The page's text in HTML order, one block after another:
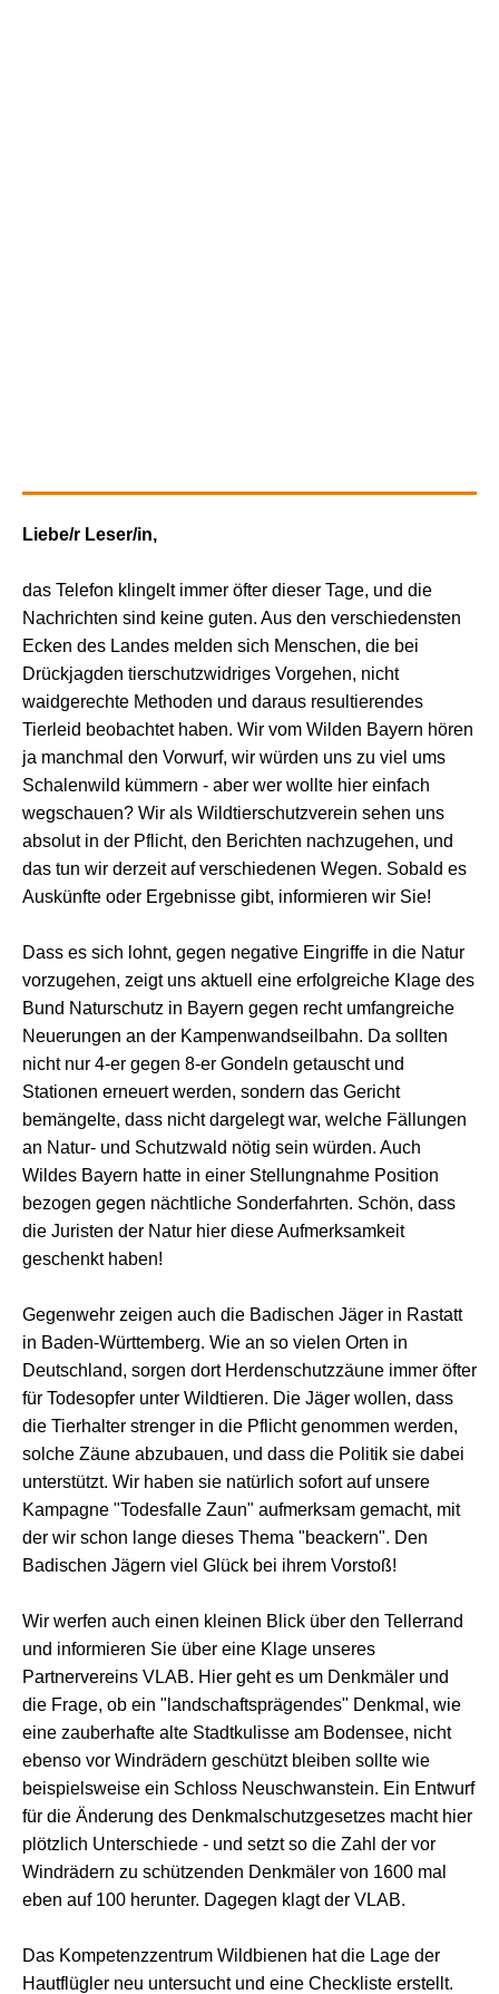
Liebe/r Leser/in,
das Telefon klingelt immer öfter dieser Tage, und die
Nachrichten sind keine guten. Aus den verschiedensten
Ecken des Landes melden sich Menschen, die bei
Drückjagden tierschutzwidriges Vorgehen, nicht
waidgerechte Methoden und daraus resultierendes
Tierleid beobachtet haben. Wir vom Wilden Bayern hören
ja manchmal den Vorwurf, wir würden uns zu viel ums
Schalenwild kümmern - aber wer wollte hier einfach
wegschauen? Wir als Wildtierschutzverein sehen uns
absolut in der Pflicht, den Berichten nachzugehen, und
das tun wir derzeit auf verschiedenen Wegen. Sobald es
Auskünfte oder Ergebnisse gibt, informieren wir Sie!
Dass es sich lohnt, gegen negative Eingriffe in die Natur
vorzugehen, zeigt uns aktuell eine erfolgreiche Klage des
Bund Naturschutz in Bayern gegen recht umfangreiche
Neuerungen an der Kampenwandseilbahn. Da sollten
nicht nur 4-er gegen 8-er Gondeln getauscht und
Stationen erneuert werden, sondern das Gericht
bemängelte, dass nicht dargelegt war, welche Fällungen
an Natur- und Schutzwald nötig sein würden. Auch
Wildes Bayern hatte in einer Stellungnahme Position
bezogen gegen nächtliche Sonderfahrten. Schön, dass
die Juristen der Natur hier diese Aufmerksamkeit
geschenkt haben!
Gegenwehr zeigen auch die Badischen Jäger in Rastatt
in Baden-Württemberg. Wie an so vielen Orten in
Deutschland, sorgen dort Herdenschutzzäune immer öfter
für Todesopfer unter Wildtieren. Die Jäger wollen, dass
die Tierhalter strenger in die Pflicht genommen werden,
solche Zäune abzubauen, und dass die Politik sie dabei
unterstützt. Wir haben sie natürlich sofort auf unsere
Kampagne "Todesfalle Zaun" aufmerksam gemacht, mit
der wir schon lange dieses Thema "beackern". Den
Badischen Jägern viel Glück bei ihrem Vorstoß!
Wir werfen auch einen kleinen Blick über den Tellerrand
und informieren Sie über eine Klage unseres
Partnervereins VLAB. Hier geht es um Denkmäler und
die Frage, ob ein "landschaftsprägendes" Denkmal, wie
eine zauberhafte alte Stadtkulisse am Bodensee, nicht
ebenso vor Windrädern geschützt bleiben sollte wie
beispielsweise ein Schloss Neuschwanstein. Ein Entwurf
für die Änderung des Denkmalschutzgesetzes macht hier
plötzlich Unterschiede - und setzt so die Zahl der vor
Windrädern zu schützenden Denkmäler von 1600 mal
eben auf 100 herunter. Dagegen klagt der VLAB.
Das Kompetenzzentrum Wildbienen hat die Lage der
Hautflügler neu untersucht und eine Checkliste erstellt.